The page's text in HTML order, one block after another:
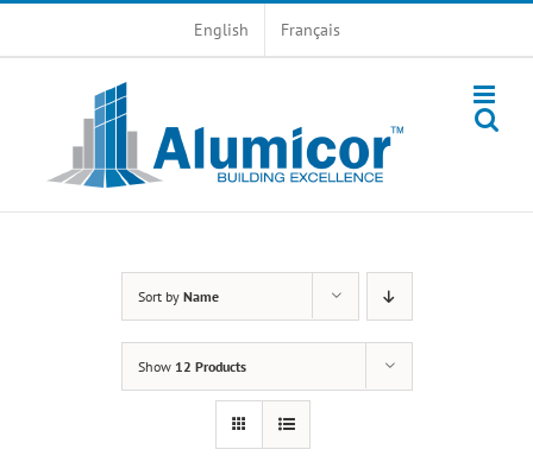
English Français
Sort by Name
Show 12 Products